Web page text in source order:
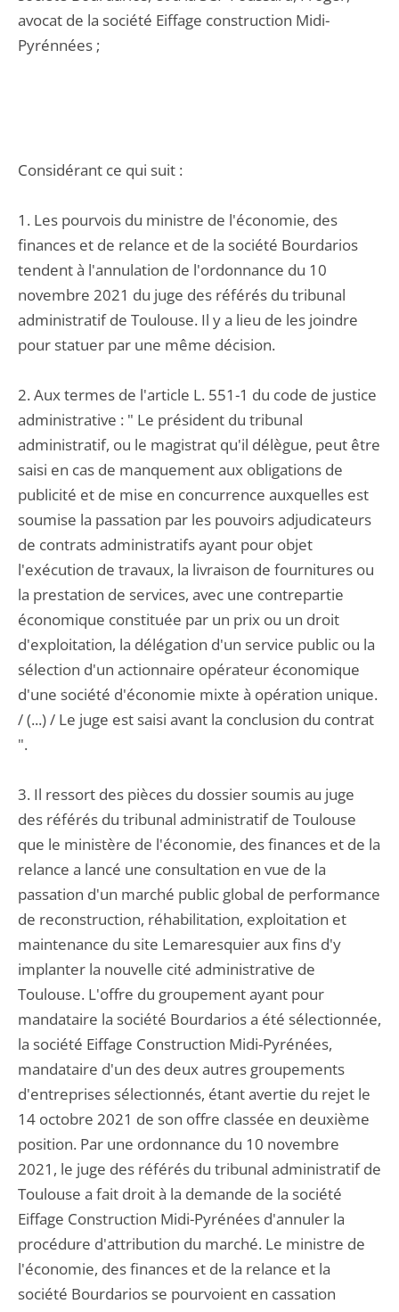
avocat de la société Eiffage construction Midi-
Pyrénnées ;
Considérant ce qui suit :
1. Les pourvois du ministre de l'économie, des
finances et de relance et de la société Bourdarios
tendent à l'annulation de l'ordonnance du 10
novembre 2021 du juge des référés du tribunal
administratif de Toulouse. Il y a lieu de les joindre
pour statuer par une même décision.
2. Aux termes de l'article L. 551-1 du code de justice
administrative : " Le président du tribunal
administratif, ou le magistrat qu'il délègue, peut être
saisi en cas de manquement aux obligations de
publicité et de mise en concurrence auxquelles est
soumise la passation par les pouvoirs adjudicateurs
de contrats administratifs ayant pour objet
l'exécution de travaux, la livraison de fournitures ou
la prestation de services, avec une contrepartie
économique constituée par un prix ou un droit
d'exploitation, la délégation d'un service public ou la
sélection d'un actionnaire opérateur économique
d'une société d'économie mixte à opération unique.
/ (...) / Le juge est saisi avant la conclusion du contrat
".
3. Il ressort des pièces du dossier soumis au juge
des référés du tribunal administratif de Toulouse
que le ministère de l'économie, des finances et de la
relance a lancé une consultation en vue de la
passation d'un marché public global de performance
de reconstruction, réhabilitation, exploitation et
maintenance du site Lemaresquier aux fins d'y
implanter la nouvelle cité administrative de
Toulouse. L'offre du groupement ayant pour
mandataire la société Bourdarios a été sélectionnée,
la société Eiffage Construction Midi-Pyrénées,
mandataire d'un des deux autres groupements
d'entreprises sélectionnés, étant avertie du rejet le
14 octobre 2021 de son offre classée en deuxième
position. Par une ordonnance du 10 novembre
2021, le juge des référés du tribunal administratif de
Toulouse a fait droit à la demande de la société
Eiffage Construction Midi-Pyrénées d'annuler la
procédure d'attribution du marché. Le ministre de
l'économie, des finances et de la relance et la
société Bourdarios se pourvoient en cassation